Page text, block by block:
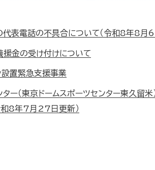
代表電話の不具合について（令和8年8月6
金の受け付けについて
設置緊急支援事業
ー（東京ドームスポーツセンター東久留
和8年7月27日更新）